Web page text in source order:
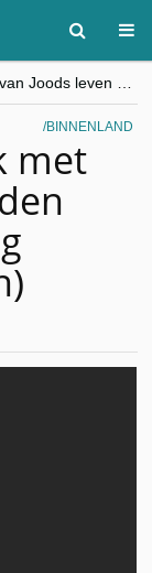
“Besnijdenisdebat toont hoe moeilijk seculiere Westen minderheden begrijpt”, Jinnih Beels (Vooruit)
CITYTRIP | ROEMENIË – Boekarest: de verrassing van Oost-Europa
BINNENLAND
met